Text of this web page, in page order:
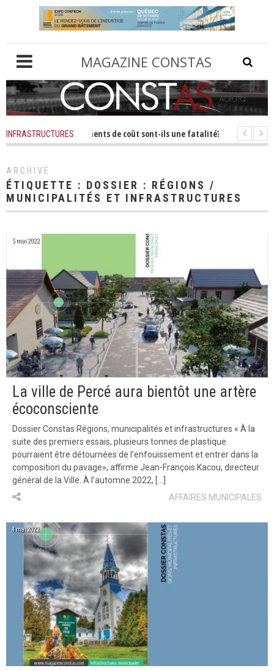
MAGAZINE CONSTAS
INFRASTRUCTURES
mois - Les dépassements de coût sont-ils une fatalité? Il y a 1 mois -
ARCHIVE
ÉTIQUETTE : DOSSIER : RÉGIONS /
MUNICIPALITÉS ET INFRASTRUCTURES
5 mai 2022
La ville de Percé aura bientôt une artère
écoconsciente
Dossier Constas Régions, municipalités et infrastructures « À la
suite des premiers essais, plusieurs tonnes de plastique
pourraient être détournées de l’enfouissement et entrer dans la
composition du pavage», affirme Jean-François Kacou, directeur
général de la Ville. À l’automne 2022, […]
AFFAIRES MUNICIPALES
4 mai 2022